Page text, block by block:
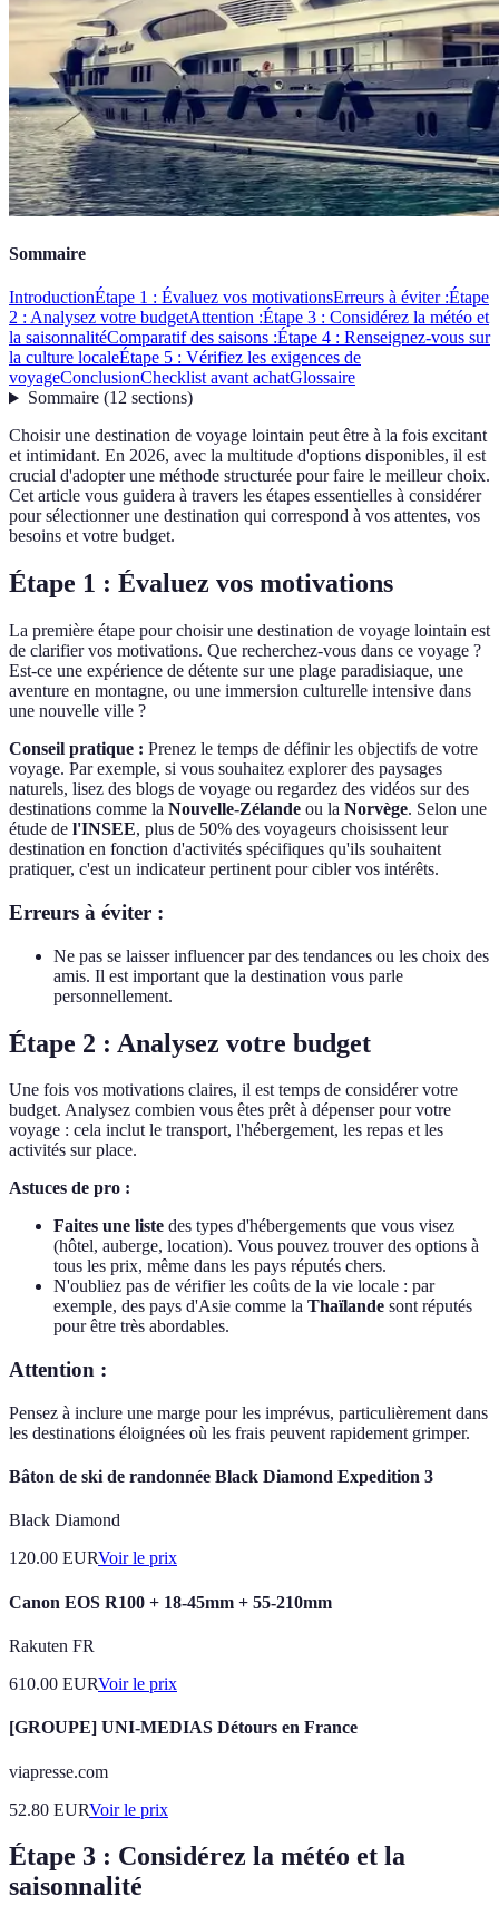
Sommaire
IntroductionÉtape 1 : Évaluez vos motivationsErreurs à éviter :Étape
2 : Analysez votre budgetAttention :Étape 3 : Considérez la météo et
la saisonnalitéComparatif des saisons :Étape 4 : Renseignez-vous sur
la culture localeÉtape 5 : Vérifiez les exigences de
voyageConclusionChecklist avant achatGlossaire
Sommaire(12 sections)
Choisir une destination de voyage lointain peut être à la fois excitant
et intimidant. En 2026, avec la multitude d'options disponibles, il est
crucial d'adopter une méthode structurée pour faire le meilleur choix.
Cet article vous guidera à travers les étapes essentielles à considérer
pour sélectionner une destination qui correspond à vos attentes, vos
besoins et votre budget.
Étape 1 : Évaluez vos motivations
La première étape pour choisir une destination de voyage lointain est
de clarifier vos motivations. Que recherchez-vous dans ce voyage ?
Est-ce une expérience de détente sur une plage paradisiaque, une
aventure en montagne, ou une immersion culturelle intensive dans
une nouvelle ville ?
Conseil pratique : Prenez le temps de définir les objectifs de votre
voyage. Par exemple, si vous souhaitez explorer des paysages
naturels, lisez des blogs de voyage ou regardez des vidéos sur des
destinations comme la Nouvelle-Zélande ou la Norvège. Selon une
étude de l'INSEE, plus de 50% des voyageurs choisissent leur
destination en fonction d'activités spécifiques qu'ils souhaitent
pratiquer, c'est un indicateur pertinent pour cibler vos intérêts.
Erreurs à éviter :
Ne pas se laisser influencer par des tendances ou les choix des
amis. Il est important que la destination vous parle
personnellement.
Étape 2 : Analysez votre budget
Une fois vos motivations claires, il est temps de considérer votre
budget. Analysez combien vous êtes prêt à dépenser pour votre
voyage : cela inclut le transport, l'hébergement, les repas et les
activités sur place.
Astuces de pro :
Faites une liste des types d'hébergements que vous visez
(hôtel, auberge, location). Vous pouvez trouver des options à
tous les prix, même dans les pays réputés chers.
N'oubliez pas de vérifier les coûts de la vie locale : par
exemple, des pays d'Asie comme la Thaïlande sont réputés
pour être très abordables.
Attention :
Pensez à inclure une marge pour les imprévus, particulièrement dans
les destinations éloignées où les frais peuvent rapidement grimper.
Bâton de ski de randonnée Black Diamond Expedition 3
Black Diamond
120.00 EURVoir le prix
Canon EOS R100 + 18-45mm + 55-210mm
Rakuten FR
610.00 EURVoir le prix
[GROUPE] UNI-MEDIAS Détours en France
viapresse.com
52.80 EURVoir le prix
Étape 3 : Considérez la météo et la
saisonnalité